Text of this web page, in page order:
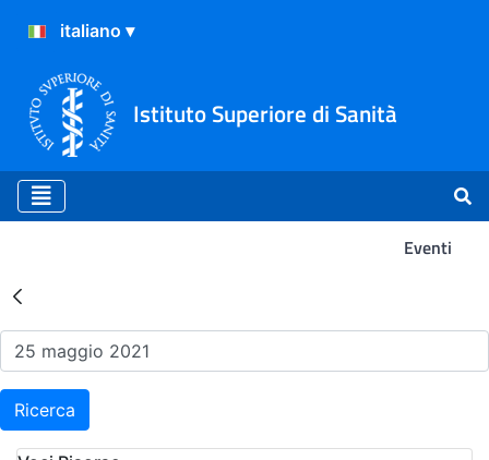
Istituto Superiore di Sanità
Eventi
Risultati della Ricerca -
Ricerca